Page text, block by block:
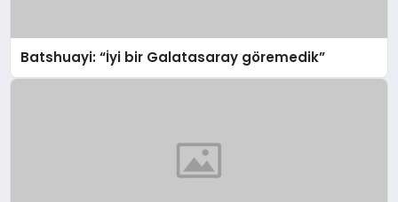
Batshuayi: “İyi bir Galatasaray göremedik”